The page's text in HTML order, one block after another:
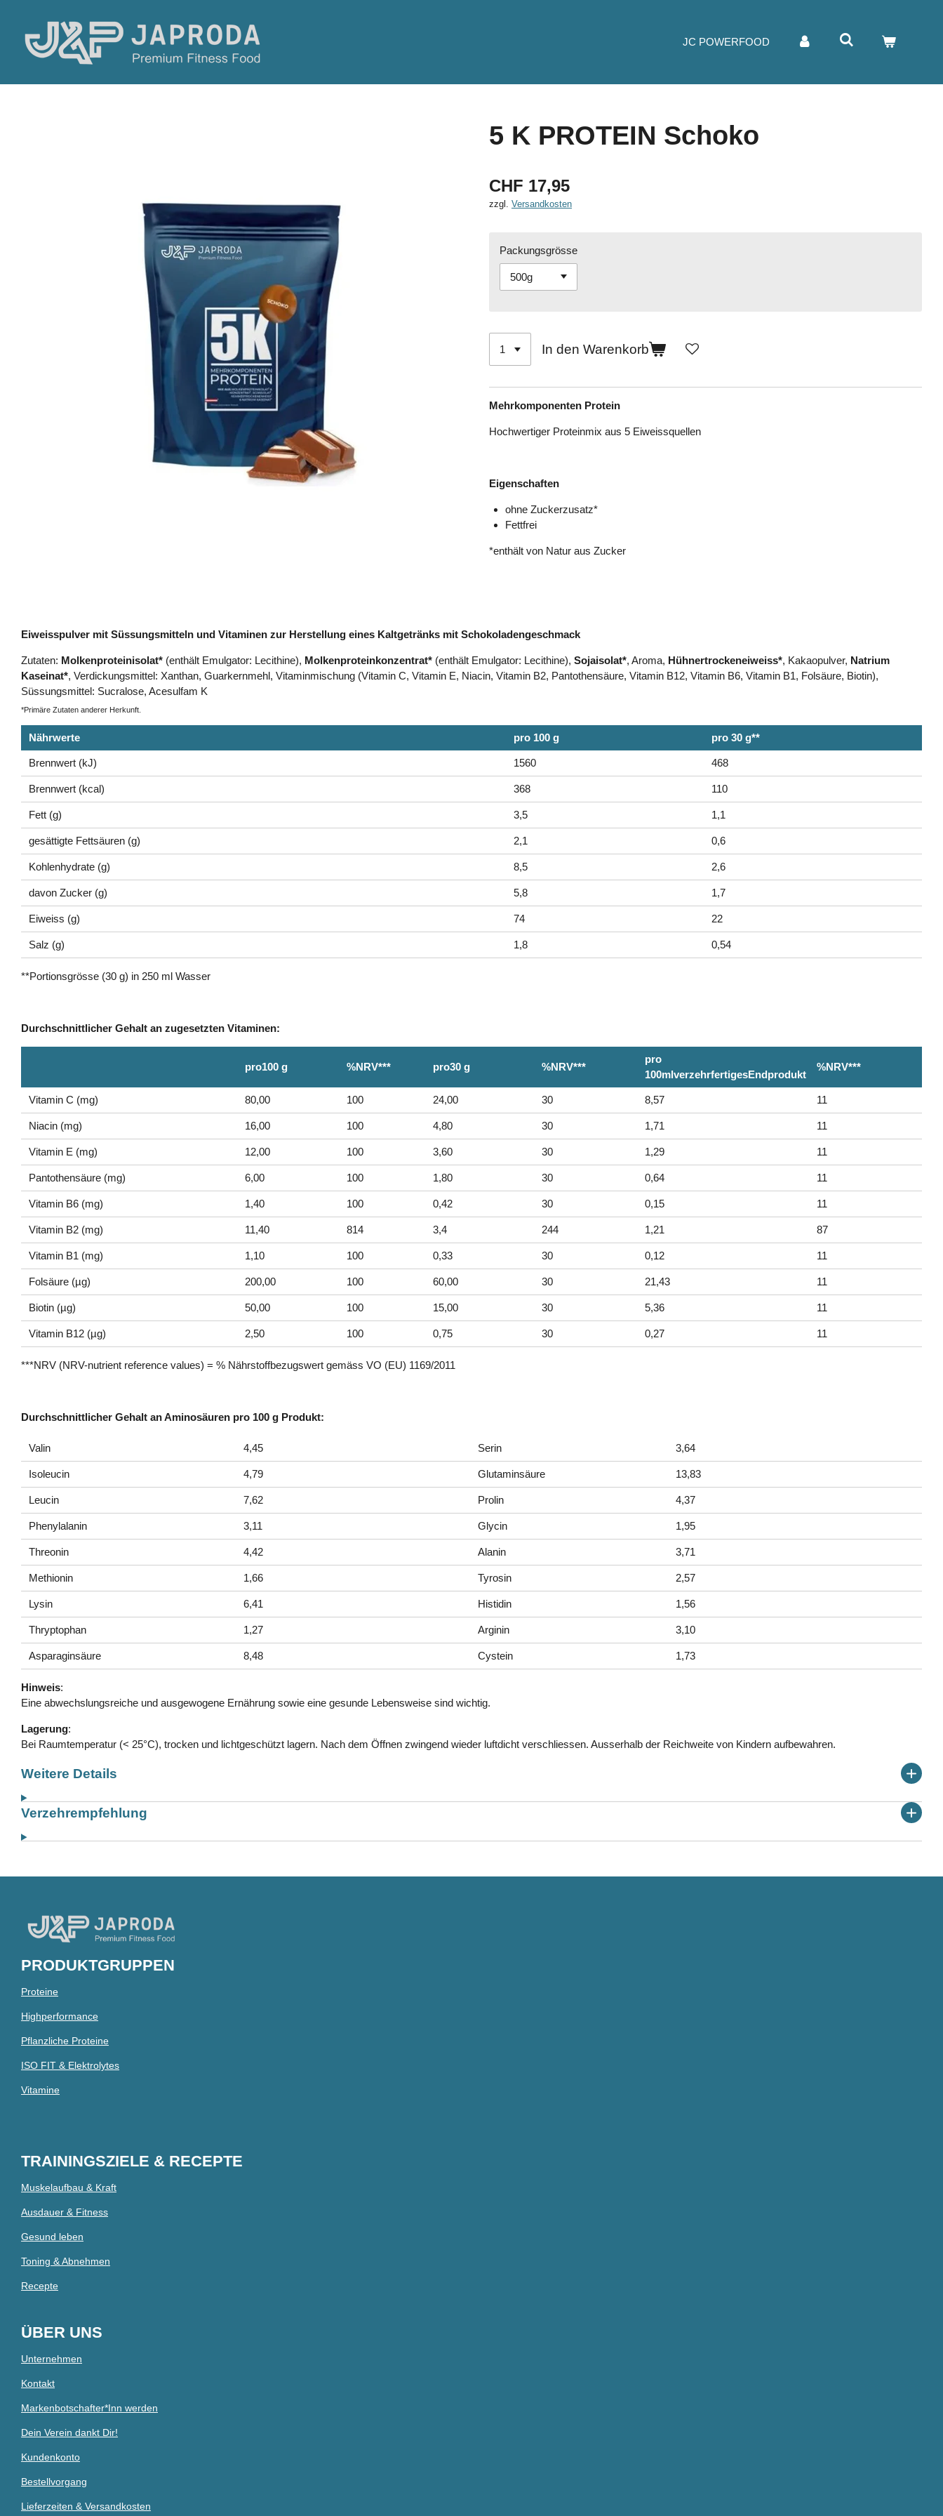
Hauptinhalt
springen
JC POWERFOOD
5 K PROTEIN Schoko
CHF 17,95
zzgl. Versandkosten
Packungsgrösse
In den Warenkorb
Mehrkomponenten Protein
Hochwertiger Proteinmix aus 5 Eiweissquellen
Eigenschaften
ohne Zuckerzusatz*
Fettfrei
*enthält von Natur aus Zucker
Eiweisspulver mit Süssungsmitteln und Vitaminen zur Herstellung eines Kaltgetränks mit Schokoladengeschmack
Zutaten: Molkenproteinisolat* (enthält Emulgator: Lecithine), Molkenproteinkonzentrat* (enthält Emulgator: Lecithine), Sojaisolat*, Aroma, Hühnertrockeneiweiss*, Kakaopulver, Natrium
Kaseinat*, Verdickungsmittel: Xanthan, Guarkernmehl, Vitaminmischung (Vitamin C, Vitamin E, Niacin, Vitamin B2, Pantothensäure, Vitamin B12, Vitamin B6, Vitamin B1, Folsäure, Biotin),
Süssungsmittel: Sucralose, Acesulfam K
*Primäre Zutaten anderer Herkunft.
Nährwerte pro 100 g pro 30 g**
Brennwert (kJ) 1560 468
Brennwert (kcal) 368 110
Fett (g) 3,5 1,1
gesättigte Fettsäuren (g) 2,1 0,6
Kohlenhydrate (g) 8,5 2,6
davon Zucker (g) 5,8 1,7
Eiweiss (g) 74 22
Salz (g) 1,8 0,54
**Portionsgrösse (30 g) in 250 ml Wasser
Durchschnittlicher Gehalt an zugesetzten Vitaminen:
pro100 g %NRV*** pro30 g %NRV***
pro
100mlverzehrfertigesEndprodukt
%NRV***
Vitamin C (mg) 80,00 100 24,00 30 8,57 11
Niacin (mg) 16,00 100 4,80 30 1,71 11
Vitamin E (mg) 12,00 100 3,60 30 1,29 11
Pantothensäure (mg) 6,00 100 1,80 30 0,64 11
Vitamin B6 (mg) 1,40 100 0,42 30 0,15 11
Vitamin B2 (mg) 11,40 814 3,4 244 1,21 87
Vitamin B1 (mg) 1,10 100 0,33 30 0,12 11
Folsäure (µg) 200,00 100 60,00 30 21,43 11
Biotin (µg) 50,00 100 15,00 30 5,36 11
Vitamin B12 (µg) 2,50 100 0,75 30 0,27 11
***NRV (NRV-nutrient reference values) = % Nährstoffbezugswert gemäss VO (EU) 1169/2011
Durchschnittlicher Gehalt an Aminosäuren pro 100 g Produkt:
Valin 4,45 Serin 3,64
Isoleucin 4,79 Glutaminsäure 13,83
Leucin 7,62 Prolin 4,37
Phenylalanin 3,11 Glycin 1,95
Threonin 4,42 Alanin 3,71
Methionin 1,66 Tyrosin 2,57
Lysin 6,41 Histidin 1,56
Thryptophan 1,27 Arginin 3,10
Asparaginsäure 8,48 Cystein 1,73
Hinweis:
Eine abwechslungsreiche und ausgewogene Ernährung sowie eine gesunde Lebensweise sind wichtig.
Lagerung:
Bei Raumtemperatur (< 25°C), trocken und lichtgeschützt lagern. Nach dem Öffnen zwingend wieder luftdicht verschliessen. Ausserhalb der Reichweite von Kindern aufbewahren.
Weitere Details
Verzehrempfehlung
PRODUKTGRUPPEN
Proteine
Highperformance
Pflanzliche Proteine
ISO FIT & Elektrolytes
Vitamine
TRAININGSZIELE & RECEPTE
Muskelaufbau & Kraft
Ausdauer & Fitness
Gesund leben
Toning & Abnehmen
Recepte
ÜBER UNS
Unternehmen
Kontakt
Markenbotschafter*Inn werden
Dein Verein dankt Dir!
Kundenkonto
Bestellvorgang
Lieferzeiten & Versandkosten